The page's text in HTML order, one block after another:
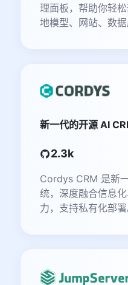
理面板，帮助你轻
地模型、网站、数据
新一代的开源 AI
2.3k
Cordys CRM 是新
统，深度融合信息
力，支持私有化部署